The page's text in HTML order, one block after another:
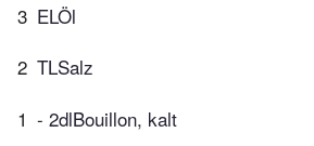
3 ELÖl
2 TLSalz
1 - 2dlBouillon, kalt